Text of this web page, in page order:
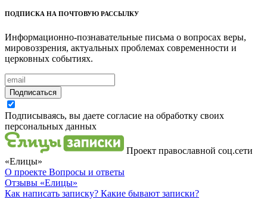
ПОДПИСКА НА ПОЧТОВУЮ РАССЫЛКУ
Информационно-познавательные письма о вопросах веры,
мировоззрения, актуальных проблемах современности и
церковных событиях.
Подписаться
Подписываясь, вы даете согласие на обработку своих
персональных данных
Проект православной соц.сети
«Елицы»
О проекте Вопросы и ответы
Отзывы «Елицы»
Как написать записку? Какие бывают записки?